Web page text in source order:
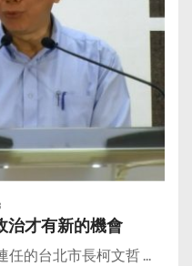
治才有新的機會
的台北市長柯文哲 ...